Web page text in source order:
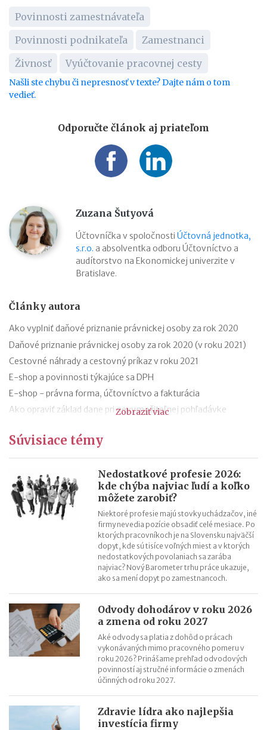
Povinnosti zamestnávateľa
Povinnosti podnikateľa
Zamestnanci
Živnosť
Vyúčtovanie pracovnej cesty
Našli ste chybu či nepresnosť v texte? Dajte nám o tom
vedieť.
Odporučte článok aj priateľom
Zuzana Šutyová
Účtovníčka v spoločnosti Účtovná jednotka,
s.r.o. a absolventka odboru Účtovníctvo a
audítorstvo na Ekonomickej univerzite v
Bratislave.
Články autora
Ako vyplniť daňové priznanie právnickej osoby za rok 2020
Daňové priznanie právnickej osoby za rok 2020 (v roku 2021)
Cestovné náhrady a cestovný príkaz v roku 2021
E-shop a povinnosti týkajúce sa DPH
E-shop - právna forma, účtovníctvo a fakturácia
Ako opraviť základ dane pri nevymožiteľnej pohľadávke
2021
13. a 14. plat - zmeny od roku 2021
Hrubá a čistá minimálna mzda v roku 2021 (daň a odvody)
Aké je účtovné a zdaňovacie obdobie firmy v likvidácii?
Zobraziť viac
Súvisiace témy
Nedostatkové profesie 2026:
kde chýba najviac ľudí a koľko
môžete zarobiť?
Niektoré profesie majú stovky uchádzačov, iné
firmy nevedia pozície obsadiť celé mesiace. Po
ktorých pracovníkoch je na Slovensku najväčší
dopyt, kde sú tisíce voľných miest a v ktorých
nedostatkových povolaniach sa zarába
najviac? Nový Barometer trhu práce ukazuje,
ako sa mení dopyt po zamestnancoch.
Odvody dohodárov v roku 2026
a zmena od roku 2027
Aké odvody sa platia z dohôd o prácach
vykonávaných mimo pracovného pomeru v
roku 2026? Prinášame prehľad odvodových
povinností aj stručné informácie o zmenách
účinných od roku 2027.
Zdravie lídra ako najlepšia
investícia firmy